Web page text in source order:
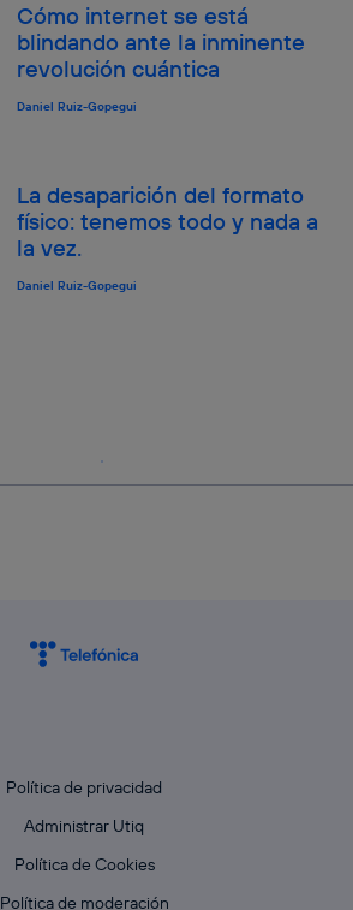
Cómo internet se está
blindando ante la inminente
revolución cuántica
Daniel Ruiz-Gopegui
La desaparición del formato
físico: tenemos todo y nada a
la vez.
Daniel Ruiz-Gopegui
Política de privacidad
Administrar Utiq
Política de Cookies
Política de moderación